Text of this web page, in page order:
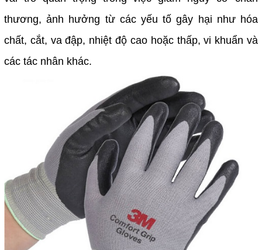
thương, ảnh hưởng từ các yếu tố gây hại như hóa
chất, cắt, va đập, nhiệt độ cao hoặc thấp, vi khuẩn và
các tác nhân khác.